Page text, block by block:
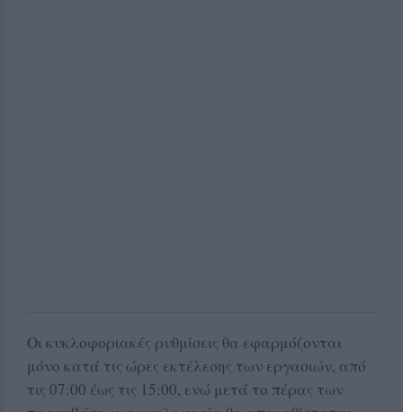
Οι κυκλοφοριακές ρυθμίσεις θα εφαρμόζονται
μόνο κατά τις ώρες εκτέλεσης των εργασιών, από
τις 07:00 έως τις 15:00, ενώ μετά το πέρας των